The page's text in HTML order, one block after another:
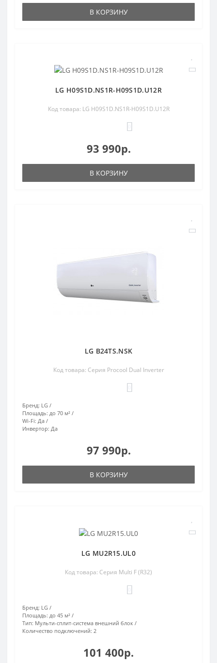
В КОРЗИНУ
LG H09S1D.NS1R-H09S1D.U12R
Код товара: LG H09S1D.NS1R-H09S1D.U12R
93 990р.
В КОРЗИНУ
LG B24TS.NSK
Код товара: Серия Procool Dual Inverter
Бренд: LG
Площадь: до 70 м²
Wi-Fi: Да
Инвертор: Да
97 990р.
В КОРЗИНУ
LG MU2R15.UL0
Код товара: Серия Multi F (R32)
Бренд: LG
Площадь: до 45 м²
Тип: Мульти-сплит-система внешний блок
Количество подключений: 2
101 400р.